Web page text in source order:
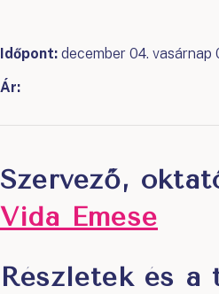
Időpont: december 04. vasárnap
Ár:
Szervező,
Vida Emese
Részletek és a